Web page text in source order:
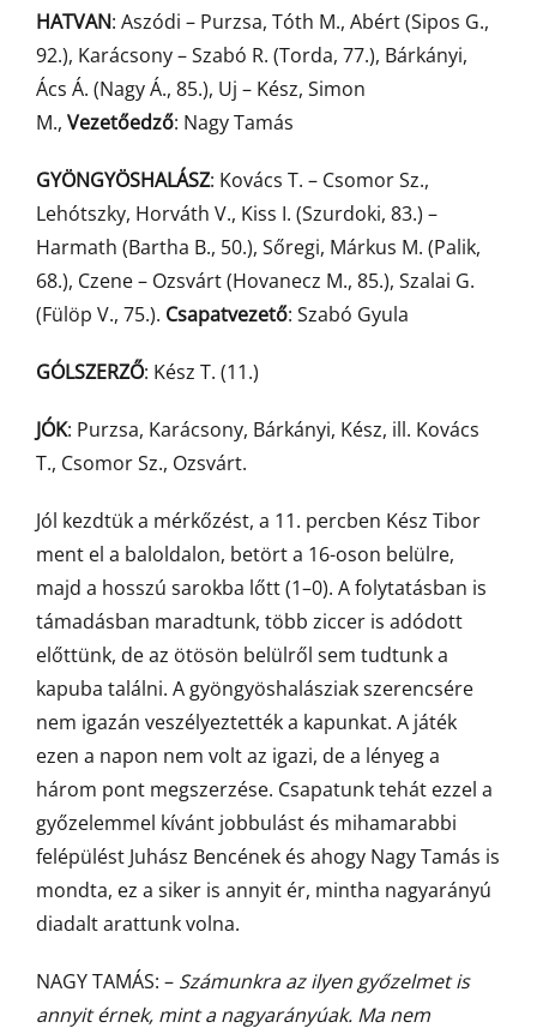
HATVAN: Aszódi – Purzsa, Tóth M., Abért (Sipos G.,
92.), Karácsony – Szabó R. (Torda, 77.), Bárkányi,
Ács Á. (Nagy Á., 85.), Uj – Kész, Simon
M., Vezetőedző: Nagy Tamás
GYÖNGYÖSHALÁSZ: Kovács T. – Csomor Sz.,
Lehótszky, Horváth V., Kiss I. (Szurdoki, 83.) –
Harmath (Bartha B., 50.), Sőregi, Márkus M. (Palik,
68.), Czene – Ozsvárt (Hovanecz M., 85.), Szalai G.
(Fülöp V., 75.). Csapatvezető: Szabó Gyula
GÓLSZERZŐ: Kész T. (11.)
JÓK: Purzsa, Karácsony, Bárkányi, Kész, ill. Kovács
T., Csomor Sz., Ozsvárt.
Jól kezdtük a mérkőzést, a 11. percben Kész Tibor
ment el a baloldalon, betört a 16-oson belülre,
majd a hosszú sarokba lőtt (1–0). A folytatásban is
támadásban maradtunk, több ziccer is adódott
előttünk, de az ötösön belülről sem tudtunk a
kapuba találni. A gyöngyöshalásziak szerencsére
nem igazán veszélyeztették a kapunkat. A játék
ezen a napon nem volt az igazi, de a lényeg a
három pont megszerzése. Csapatunk tehát ezzel a
győzelemmel kívánt jobbulást és mihamarabbi
felépülést Juhász Bencének és ahogy Nagy Tamás is
mondta, ez a siker is annyit ér, mintha nagyarányú
diadalt arattunk volna.
NAGY TAMÁS: – Számunkra az ilyen győzelmet is
annyit érnek, mint a nagyarányúak. Ma nem